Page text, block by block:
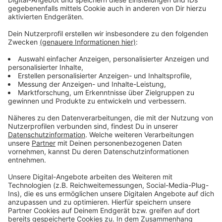
die Arena wird also voll sein. Anpfiff der Partie ist um
13 Uhr, wir sind dann wieder live dabei.
Anzeige
Weitere Infos und Links zum Thema:
Anzeige
Unsere Fortuna-Sonderseite:
Die Tabelle der zweiten Liga:
Mehr Infos zu Daniel Thioune: